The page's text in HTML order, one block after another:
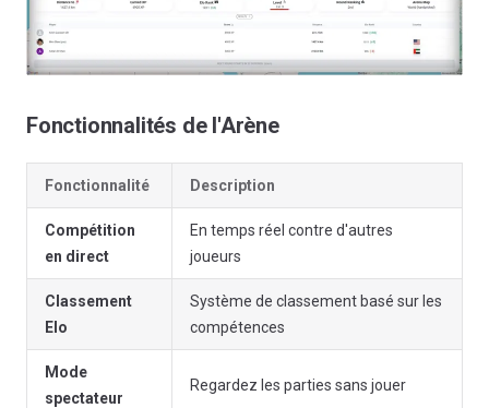
Fonctionnalités de l'Arène
Fonctionnalité Description
Compétition
en direct
En temps réel contre d'autres
joueurs
Classement
Elo
Système de classement basé sur les
compétences
Mode
spectateur
Regardez les parties sans jouer